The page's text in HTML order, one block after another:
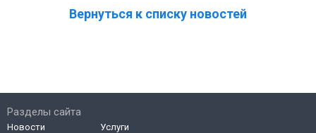
Вернуться к списку новостей
Разделы сайта
Новости
Услуги